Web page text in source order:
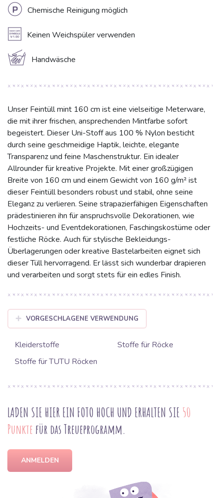
L Chemische Reinigung möglich
A Keinen Weichspüler verwenden
c Handwäsche
Unser Feintüll mint 160 cm ist eine vielseitige Meterware,
die mit ihrer frischen, ansprechenden Mintfarbe sofort
begeistert. Dieser Uni-Stoff aus 100 % Nylon besticht
durch seine geschmeidige Haptik, leichte, elegante
Transparenz und feine Maschenstruktur. Ein idealer
Allrounder für kreative Projekte. Mit einer großzügigen
Breite von 160 cm und einem Gewicht von 160 g/m² ist
dieser Feintüll besonders robust und stabil, ohne seine
Eleganz zu verlieren. Seine strapazierfähigen Eigenschaften
prädestinieren ihn für anspruchsvolle Dekorationen, wie
Hochzeits- und Eventdekorationen, Faschingskostüme oder
festliche Röcke. Auch für stylische Bekleidungs-
Überlagerungen oder kreative Bastelarbeiten eignet sich
dieser Tüll hervorragend. Er lässt sich wunderbar drapieren
und verarbeiten und sorgt stets für ein edles Finish.
VORGESCHLAGENE VERWENDUNG
Kleiderstoffe
Stoffe für Röcke
Stoffe für TUTU Röcken
LADEN SIE HIER EIN FOTO HOCH UND ERHALTEN SIE 50
Punkte für das Treueprogramm.
ANMELDEN